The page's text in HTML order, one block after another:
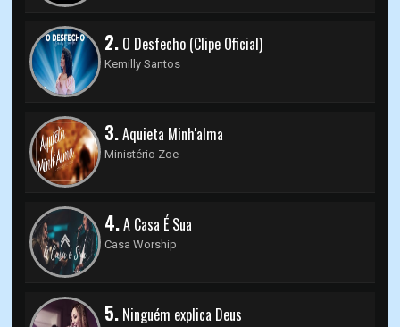
2. O Desfecho (Clipe Oficial)
Kemilly Santos
3.Aquieta Minh'alma
Ministério Zoe
4.A Casa É Sua
Casa Worship
5. Ninguém explica Deus